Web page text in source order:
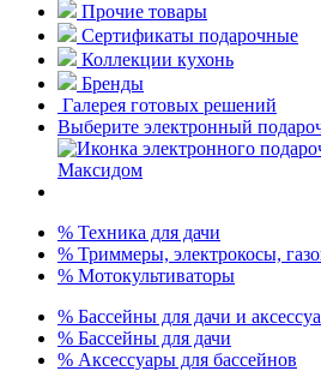
Прочие товары
Сертификаты подарочные
Коллекции кухонь
Бренды
Галерея готовых решений
Выберите электронный
% Техника для дачи
% Триммеры, электрокосы,
% Мотокультиваторы
% Бассейны для дачи и
% Бассейны для дачи
% Аксессуары для бассейнов